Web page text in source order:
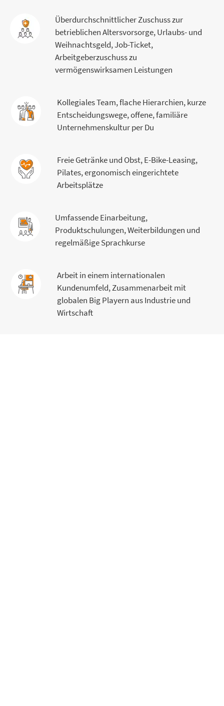
Überdurchschnittlicher Zuschuss zur
betrieblichen Altersvorsorge, Urlaubs- und
Weihnachtsgeld, Job-Ticket,
Arbeitgeberzuschuss zu
vermögenswirksamen Leistungen
Kollegiales Team, flache Hierarchien, kurze
Entscheidungswege, offene, familiäre
Unternehmenskultur per Du
Freie Getränke und Obst, E-Bike-Leasing,
Pilates, ergonomisch eingerichtete
Arbeitsplätze
Umfassende Einarbeitung,
Produktschulungen, Weiterbildungen und
regelmäßige Sprachkurse
Arbeit in einem internationalen
Kundenumfeld, Zusammenarbeit mit
globalen Big Playern aus Industrie und
Wirtschaft